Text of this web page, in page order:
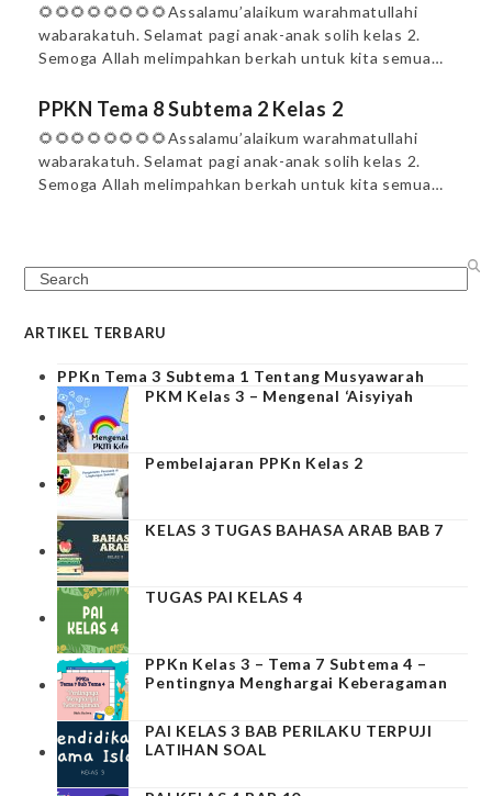
🌻🌻🌻🌻🌻🌻🌻🌻Assalamu’alaikum warahmatullahi
wabarakatuh. Selamat pagi anak-anak solih kelas 2.
Semoga Allah melimpahkan berkah untuk kita semua…
PPKN Tema 8 Subtema 2 Kelas 2
🌻🌻🌻🌻🌻🌻🌻🌻Assalamu’alaikum warahmatullahi
wabarakatuh. Selamat pagi anak-anak solih kelas 2.
Semoga Allah melimpahkan berkah untuk kita semua…
Search
ARTIKEL TERBARU
PPKn Tema 3 Subtema 1 Tentang Musyawarah
PKM Kelas 3 – Mengenal ‘Aisyiyah
Pembelajaran PPKn Kelas 2
KELAS 3 TUGAS BAHASA ARAB BAB 7
TUGAS PAI KELAS 4
PPKn Kelas 3 – Tema 7 Subtema 4 –
Pentingnya Menghargai Keberagaman
PAI KELAS 3 BAB PERILAKU TERPUJI
LATIHAN SOAL